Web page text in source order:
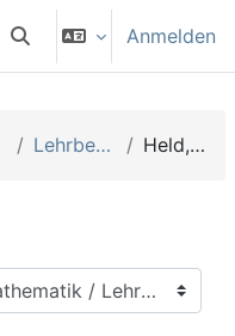
Sucheingabe umschalten
Anmelden
Lehrbeauftragte Held, Tobias